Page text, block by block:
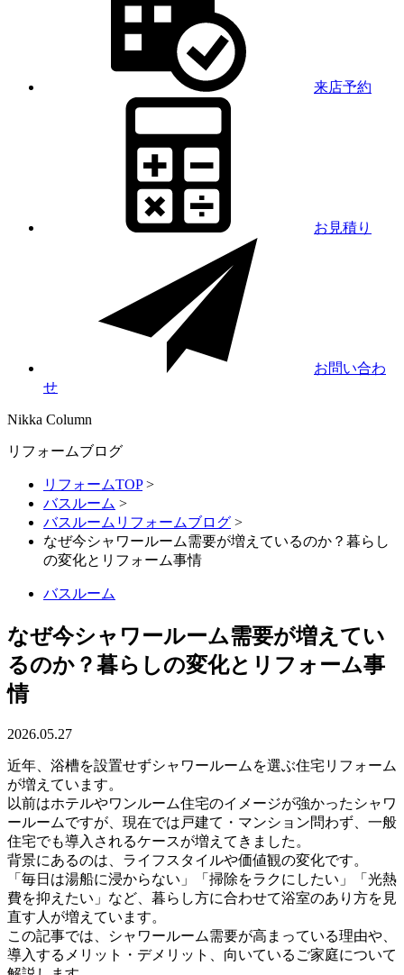
来店予約
お見積り
お問い合わ
せ
Nikka Column
リフォームブログ
リフォームTOP>
バスルーム >
バスルームリフォームブログ >
なぜ今シャワールーム需要が増えているのか？暮らし
の変化とリフォーム事情
バスルーム
なぜ今シャワールーム需要が増えてい
るのか？暮らしの変化とリフォーム事
情
2026.05.27
近年、浴槽を設置せずシャワールームを選ぶ住宅リフォーム
が増えています。
以前はホテルやワンルーム住宅のイメージが強かったシャワ
ールームですが、現在では戸建て・マンション問わず、一般
住宅でも導入されるケースが増えてきました。
背景にあるのは、ライフスタイルや価値観の変化です。
「毎日は湯船に浸からない」「掃除をラクにしたい」「光熱
費を抑えたい」など、暮らし方に合わせて浴室のあり方を見
直す人が増えています。
この記事では、シャワールーム需要が高まっている理由や、
導入するメリット・デメリット、向いているご家庭について